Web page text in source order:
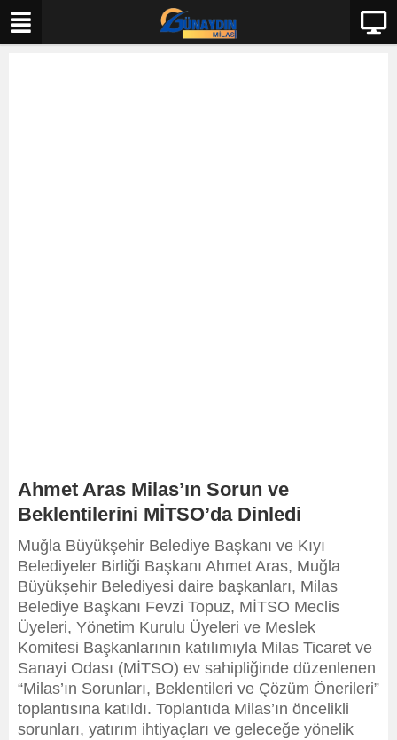
Ahmet Aras Milas’ın Sorun ve
Beklentilerini MİTSO’da Dinledi
Muğla Büyükşehir Belediye Başkanı ve Kıyı
Belediyeler Birliği Başkanı Ahmet Aras, Muğla
Büyükşehir Belediyesi daire başkanları, Milas
Belediye Başkanı Fevzi Topuz, MİTSO Meclis
Üyeleri, Yönetim Kurulu Üyeleri ve Meslek
Komitesi Başkanlarının katılımıyla Milas Ticaret ve
Sanayi Odası (MİTSO) ev sahipliğinde düzenlenen
“Milas’ın Sorunları, Beklentileri ve Çözüm Önerileri”
toplantısına katıldı. Toplantıda Milas’ın öncelikli
sorunları, yatırım ihtiyaçları ve geleceğe yönelik